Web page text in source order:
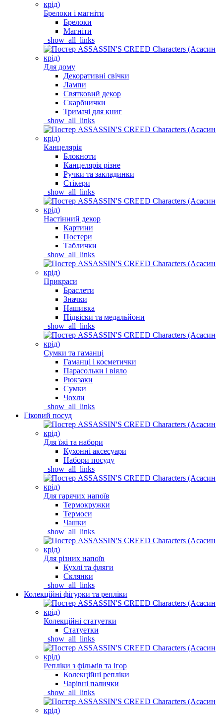
Брелоки і магніти
Брелоки
Магніти
_show_all_links
Для дому
Декоративні свічки
Лампи
Святковий декор
Скарбнички
Тримачі для книг
_show_all_links
Канцелярія
Блокноти
Канцелярія різне
Ручки та закладинки
Стікери
_show_all_links
Настінний декор
Картини
Постери
Таблички
_show_all_links
Прикраси
Браслети
Значки
Нашивка
Підвіски та медальйони
_show_all_links
Сумки та гаманці
Гаманці і косметички
Парасольки і віяло
Рюкзаки
Сумки
Чохли
_show_all_links
Гіковий посуд
Для їжі та набори
Кухонні аксесуари
Набори посуду
_show_all_links
Для гарячих напоїв
Термокружки
Термоси
Чашки
_show_all_links
Для різних напоїв
Кухлі та фляги
Склянки
_show_all_links
Колекційні фігурки та репліки
Колекційні статуетки
Статуетки
_show_all_links
Репліки з фільмів та ігор
Колекційні репліки
Чарівні палички
_show_all_links